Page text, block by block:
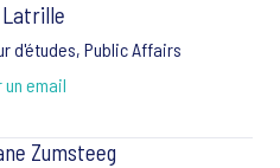
d'études, Public Affairs
un email
Zumsteeg